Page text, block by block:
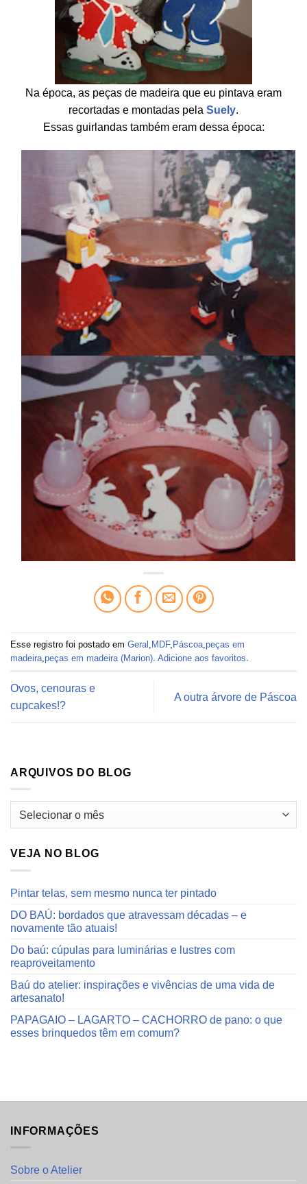
Na época, as peças de madeira que eu pintava eram
recortadas e montadas pela Suely.
Essas guirlandas também eram dessa época:
Esse registro foi postado em Geral MDF, Páscoa peças em
madeira peças em madeira (Marion) Adicione aos favoritos
Ovos, cenouras e
cupcakes!?
A outra árvore de Páscoa
ARQUIVOS DO BLOG
VEJA NO BLOG
Pintar telas, sem mesmo nunca ter pintado
DO BAÚ: bordados que atravessam décadas – e
novamente tão atuais!
Do baú: cúpulas para luminárias e lustres com
reaproveitamento
Baú do atelier: inspirações e vivências de uma vida de
artesanato!
PAPAGAIO – LAGARTO – CACHORRO de pano: o que
esses brinquedos têm em comum?
INFORMAÇÕES
Sobre o Atelier